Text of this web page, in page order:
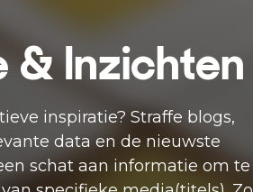
& Inzichten
inspiratie? Straffe blogs,
data en de nieuwste
schat aan informatie om te